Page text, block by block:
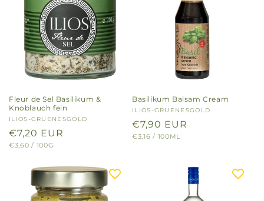
Fleur de Sel Basilikum &
Knoblauch fein
Anbieter:
ILIOS-GRUENESGOLD
Normaler
Preis
€7,20 EUR
GRUNDPREIS
€3,60 / PRO
100G
Basilikum Balsam Cream
Anbieter:
ILIOS-GRUENESGOLD
Normaler
Preis
€7,90 EUR
GRUNDPREIS
€3,16 / PRO
100ML